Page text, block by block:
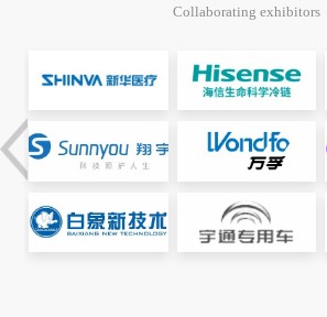
Collaborating exhibitors